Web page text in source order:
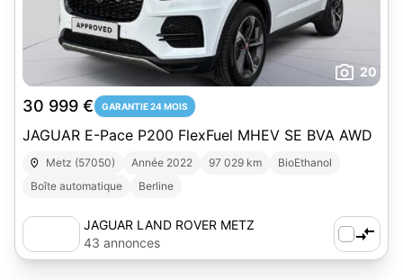
20
30 999 € GARANTIE 24 MOIS
JAGUAR E-Pace P200 FlexFuel MHEV SE BVA AWD
Metz (57050) Année 2022 97 029 km
BioEthanol
Boîte automatique
Berline
JAGUAR LAND ROVER METZ
43 annonces